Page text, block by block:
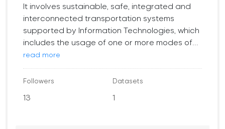
It involves sustainable, safe, integrated and
interconnected transportation systems
supported by Information Technologies, which
includes the usage of one or more modes of...
read more
Followers
13
Datasets
1